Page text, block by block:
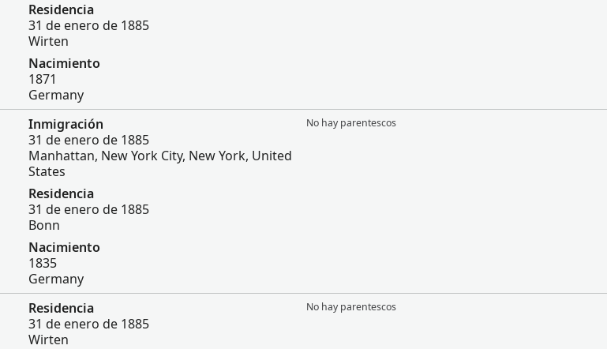
Residencia
31 de enero de 1885
Wirten
Nacimiento
1871
Germany
Inmigración
31 de enero de 1885
Manhattan, New York City, New York, United
States
Residencia
31 de enero de 1885
Bonn
Nacimiento
1835
Germany
No hay parentescos
Residencia
31 de enero de 1885
Wirten
No hay parentescos